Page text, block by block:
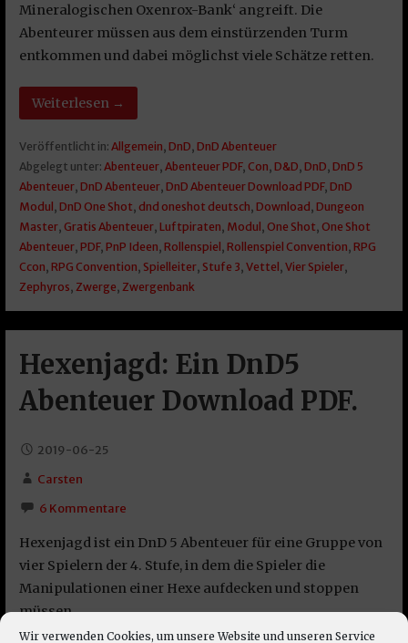
Wir verwenden Cookies, um unsere Website und unseren Service
Mineralogischen Oxenrox-Bank‘ angreift. Die
Abenteurer müssen aus dem einstürzenden Turm
entkommen und dabei möglichst viele Schätze retten.
Weiterlesen →
Veröffentlicht in: Allgemein, DnD, DnD Abenteuer
Abgelegt unter: Abenteuer, Abenteuer PDF, Con, D&D, DnD, DnD 5
Abenteuer, DnD Abenteuer, DnD Abenteuer Download PDF, DnD
Modul , DnD One Shot, dnd oneshot deutsch, Download , Dungeon
Master, Gratis Abenteuer, Luftpiraten, Modul , One Shot, One Shot
Abenteuer, PDF, PnP Ideen, Rollenspiel , Rollenspiel Convention, RPG
Ccon, RPG Convention, Spielleiter, Stufe 3, Vettel , Vier Spieler,
Zephyros, Zwerge, Zwergenbank
Hexenjagd: Ein DnD5
Abenteuer Download PDF.
2019-06-25
Carsten
6 Kommentare
Hexenjagd ist ein DnD 5 Abenteuer für eine Gruppe von
vier Spielern der 4. Stufe, in dem die Spieler die
Manipulationen einer Hexe aufdecken und stoppen
müssen.